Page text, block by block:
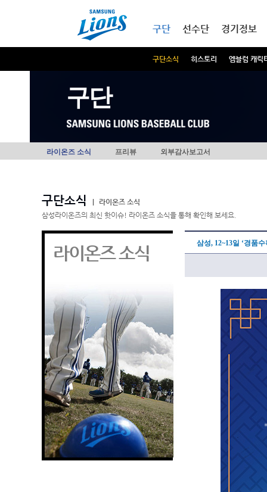
구단
구단소식 히스토리 엠블럼 캐릭
선수단 경기정보
구단
라이온즈 소식 프리뷰 외부감사보고서
구단소식
라이온즈 소식
삼성라이온즈의 최신 핫이슈! 라이온즈 소식을 통해 확인해 보세요.
라이온즈 소식 삼성, 12~13일 ‘경품